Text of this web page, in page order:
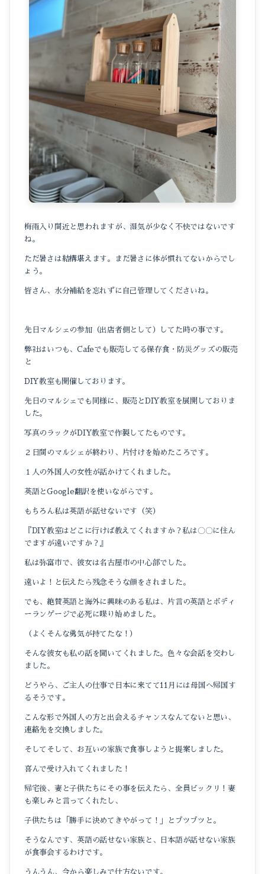
梅雨入り間近と思われますが、湿気が少なく不快ではないです
ね。
ただ暑さは結構堪えます。まだ暑さに体が慣れてないからでし
ょう。
皆さん、水分補給を忘れずに自己管理してくださいね。
先日マルシェの参加（出店者側として）してた時の事です。
弊社はいつも、Cafeでも販売してる保存食・防災グッズの販売
と
DIY教室も開催しております。
先日のマルシェでも同様に、販売とDIY教室を展開しておりま
した。
写真のラックがDIY教室で作製してたものです。
２日間のマルシェが終わり、片付けを始めたころです。
１人の外国人の女性が話かけてくれました。
英語とGoogle翻訳を使いながらです。
もちろん私は英語が話せないです（笑）
『DIY教室はどこに行けば教えてくれますか？私は〇〇に住ん
でますが遠いですか？』
私は弥富市で、彼女は名古屋市の中心部でした。
遠いよ！と伝えたら残念そうな顔をされました。
でも、絶賛英語と海外に興味のある私は、片言の英語とボディ
ーランゲージで必死に喋り始めました。
（よくそんな勇気が持てたな！）
そんな彼女も私の話を聞いてくれました。色々な会話を交わし
ました。
どうやら、ご主人の仕事で日本に来てて11月には母国へ帰国す
るそうです。
こんな形で外国人の方と出会えるチャンスなんてないと思い、
連絡先を交換しました。
そしてそして、お互いの家族で食事しようと提案しました。
喜んで受け入れてくれました！
帰宅後、妻と子供たちにその事を伝えたら、全員ビックリ！妻
も楽しみと言ってくれたし、
子供たちは「勝手に決めてきやがって！」とブツブツと。
そうなんです、英語の話せない家族と、日本語が話せない家族
が食事会するわけです。
うんうん、今から楽しみで仕方ないです。